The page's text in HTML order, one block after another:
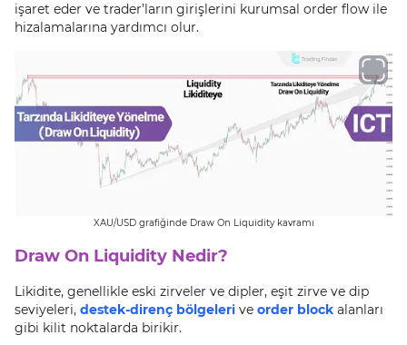
işaret eder ve trader’ların girişlerini kurumsal order flow ile
hizalamalarına yardımcı olur.
XAU/USD grafiğinde Draw On Liquidity kavramı
Draw On Liquidity Nedir?
Likidite, genellikle eski zirveler ve dipler, eşit zirve ve dip
seviyeleri, destek-direnç bölgeleri ve order block alanları
gibi kilit noktalarda birikir.